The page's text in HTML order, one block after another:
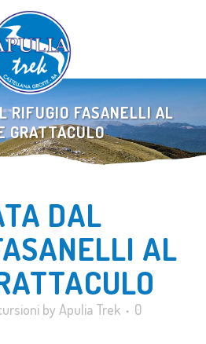
RIFUGIO FASANELLI AL
GRATTACULO
DAL
AL
byApulia Trek
0